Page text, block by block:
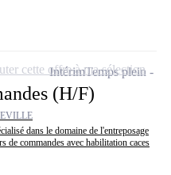
(H/F)
dans le domaine de l'entreposage
de commandes avec habilitation caces
IntérimTemps plein
cette offre à ma sélection